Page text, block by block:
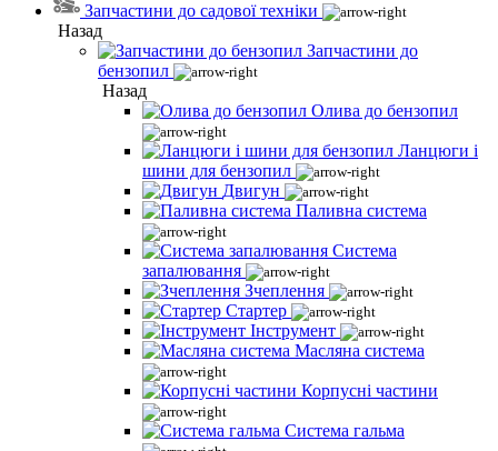
Запчастини до садової техніки
Назад
Запчастини до
бензопил
Назад
Олива до бензопил
Ланцюги і
шини для бензопил
Двигун
Паливна система
Система
запалювання
Зчеплення
Стартер
Інструмент
Масляна система
Корпусні частини
Система гальма